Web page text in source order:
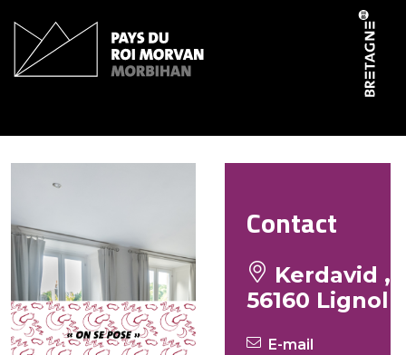
Contact
Kerdavid ,
56160 Lignol
E-mail